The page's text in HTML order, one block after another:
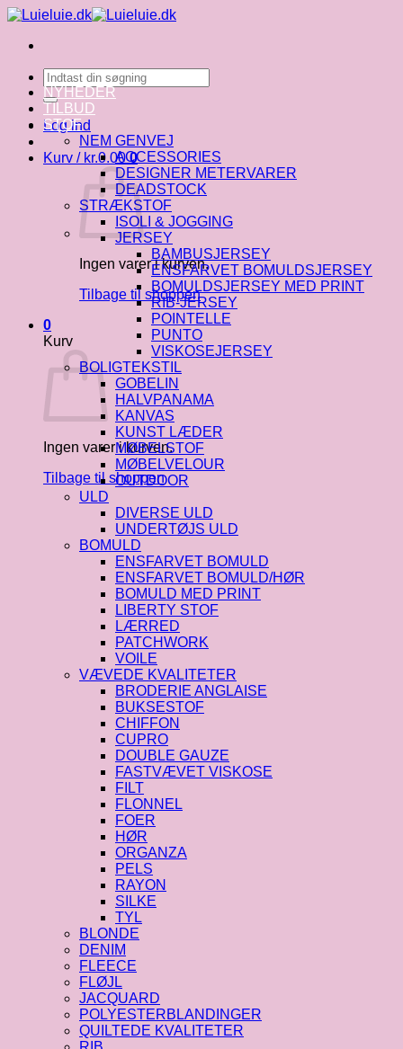
Fortsæt
indhold
Søg
efter:
Log ind
Kurv / kr.0.00 0
Ingen varer i kurven.
Tilbage til shoppen
0
Kurv
Ingen varer i kurven.
Tilbage til shoppen
NYHEDER
TILBUD
STOF
NEM GENVEJ
ACCESSORIES
DESIGNER METERVARER
DEADSTOCK
STRÆKSTOF
ISOLI & JOGGING
JERSEY
BAMBUSJERSEY
ENSFARVET BOMULDSJERSEY
BOMULDSJERSEY MED PRINT
RIB-JERSEY
POINTELLE
PUNTO
VISKOSEJERSEY
BOLIGTEKSTIL
GOBELIN
HALVPANAMA
KANVAS
KUNST LÆDER
MØBELSTOF
MØBELVELOUR
OUTDOOR
ULD
DIVERSE ULD
UNDERTØJS ULD
BOMULD
ENSFARVET BOMULD
ENSFARVET BOMULD/HØR
BOMULD MED PRINT
LIBERTY STOF
LÆRRED
PATCHWORK
VOILE
VÆVEDE KVALITETER
BRODERIE ANGLAISE
BUKSESTOF
CHIFFON
CUPRO
DOUBLE GAUZE
FASTVÆVET VISKOSE
FILT
FLONNEL
FOER
HØR
ORGANZA
PELS
RAYON
SILKE
TYL
BLONDE
DENIM
FLEECE
FLØJL
JACQUARD
POLYESTERBLANDINGER
QUILTEDE KVALITETER